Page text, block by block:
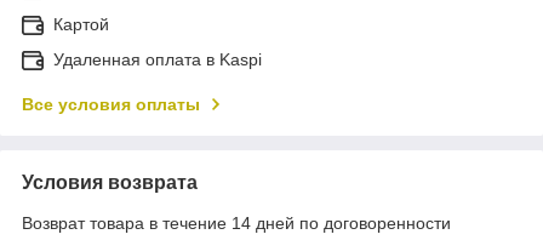
Картой
Удаленная оплата в Kaspi
Все условия оплаты
Условия возврата
Возврат товара в течение 14 дней по договоренности